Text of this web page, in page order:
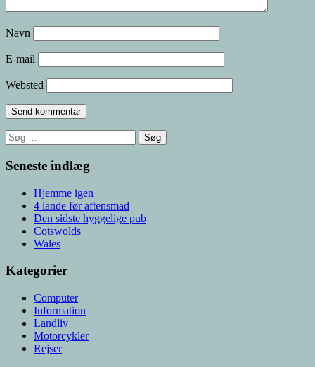
Navn
E-mail
Websted
Søg
efter:
Seneste indlæg
Hjemme igen
4 lande før aftensmad
Den sidste hyggelige pub
Cotswolds
Wales
Kategorier
Computer
Information
Landliv
Motorcykler
Rejser